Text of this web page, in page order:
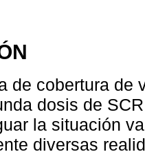
de cobertura de
dosis de
la situación
diversas